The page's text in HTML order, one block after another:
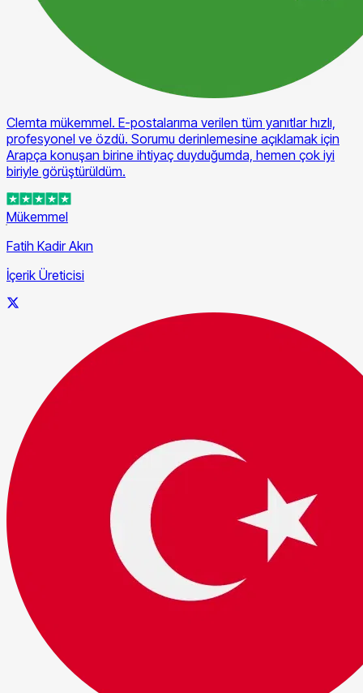
Clemta mükemmel. E-postalarıma verilen tüm yanıtlar hızlı,
profesyonel ve özdü. Sorumu derinlemesine açıklamak için
Arapça konuşan birine ihtiyaç duyduğumda, hemen çok iyi
biriyle görüştürüldüm.
Mükemmel
Fatih Kadir Akın
İçerik Üreticisi